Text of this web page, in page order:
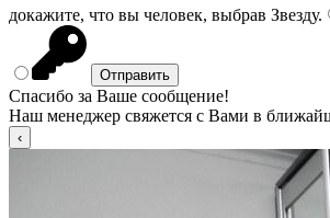
докажите, что вы человек, выбрав Звезду.
Спасибо за Ваше сообщение!
Наш менеджер свяжется с Вами в